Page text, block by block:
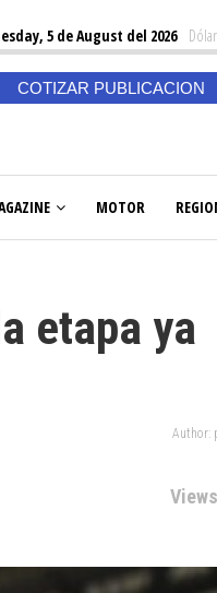
5 de August del 2026
COTIZAR PUBLICACION
MOTOR
etapa ya
Author: